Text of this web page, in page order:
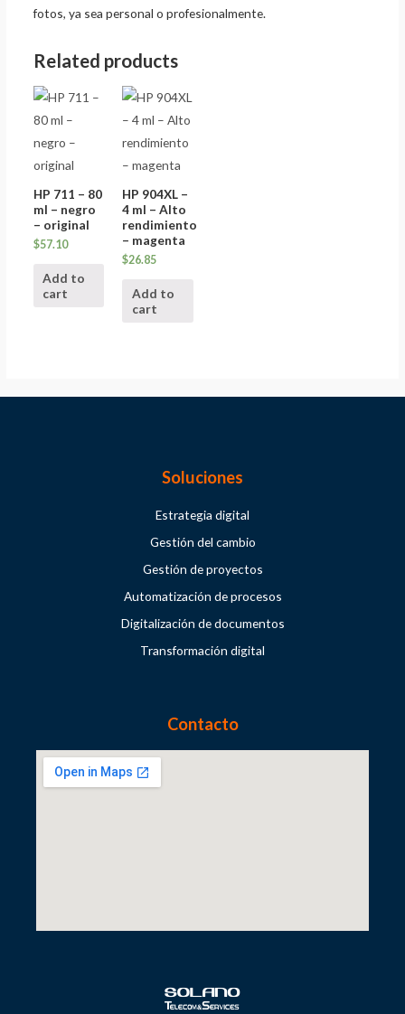
fotos, ya sea personal o profesionalmente.
Related products
HP 711 – 80
ml – negro
– original
$57.10
Add to
cart
HP 904XL –
4 ml – Alto
rendimiento
– magenta
$26.85
Add to
cart
Soluciones
Estrategia digital
Gestión del cambio
Gestión de proyectos
Automatización de procesos
Digitalización de documentos
Transformación digital
Contacto